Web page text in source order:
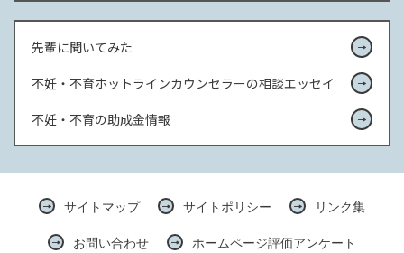
先輩に聞いてみた
不妊・不育ホットラインカウンセラーの相談エッセイ
不妊・不育の助成金情報
サイトマップ サイトポリシー リンク集
お問い合わせ ホームページ評価アンケート